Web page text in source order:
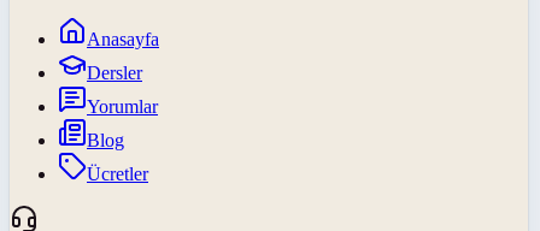
Anasayfa
Dersler
Yorumlar
Blog
Ücretler